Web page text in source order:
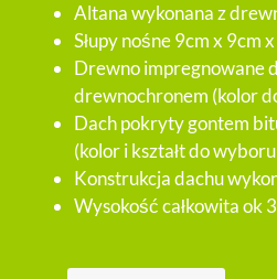
Altana wykonana z
Słupy nośne 9cm x 9cm
Drewno impregnowane
drewnochronem (kolor
Dach pokryty gontem
(kolor i kształt do
Konstrukcja dachu
Wysokość całkowita ok